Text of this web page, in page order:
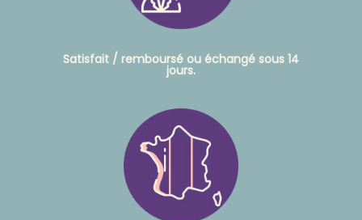
Satisfait / remboursé ou échangé sous 14
jours.